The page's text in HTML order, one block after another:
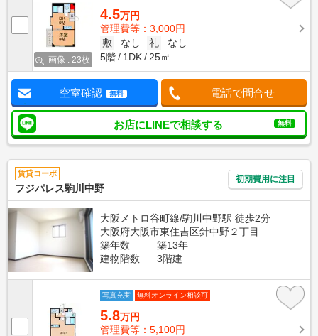
画像 : 23枚
4.5万円
管理費等：3,000円
敷
なし 礼
なし
5階
1DK 25㎡
空室確認 無料 電話で問合せ
お店にLINEで相談する 無料
賃貸コーポ
フジパレス駒川中野
初期費用に注目
大阪メトロ谷町線/駒川中野駅 徒歩2分
大阪府大阪市東住吉区針中野２丁目
築年数
築13年
建物階数
3階建
写真充実 無料オンライン相談可
5.8万円
管理費等：5,100円